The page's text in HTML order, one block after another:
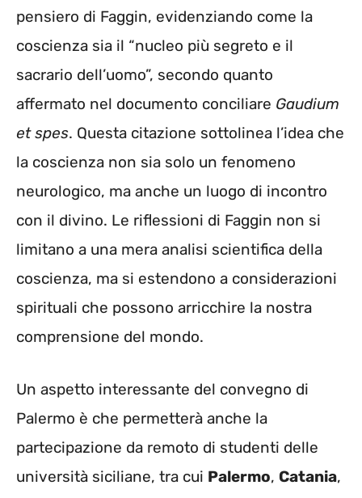
pensiero di Faggin, evidenziando come la
coscienza sia il “nucleo più segreto e il
sacrario dell’uomo”, secondo quanto
affermato nel documento conciliare Gaudium
et spes. Questa citazione sottolinea l’idea che
la coscienza non sia solo un fenomeno
neurologico, ma anche un luogo di incontro
con il divino. Le riflessioni di Faggin non si
limitano a una mera analisi scientifica della
coscienza, ma si estendono a considerazioni
spirituali che possono arricchire la nostra
comprensione del mondo.
Un aspetto interessante del convegno di
Palermo è che permetterà anche la
partecipazione da remoto di studenti delle
università siciliane, tra cui Palermo, Catania,